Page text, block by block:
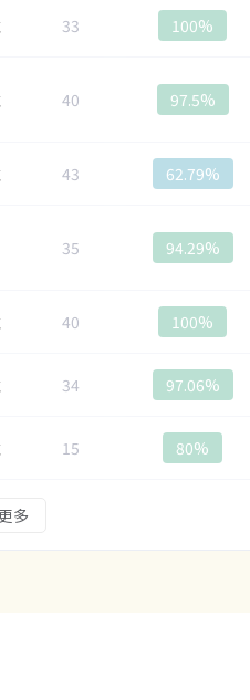
33 100%
40 97.5%
43 62.79%
35 94.29%
40 100%
34 97.06%
15 80%
多